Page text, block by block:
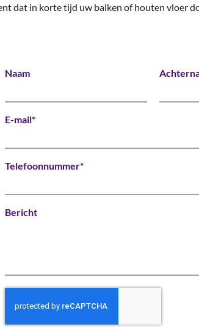
dat in korte tijd uw balken of houten vloer
Naam
E-mail*
Telefoonnummer*
Bericht